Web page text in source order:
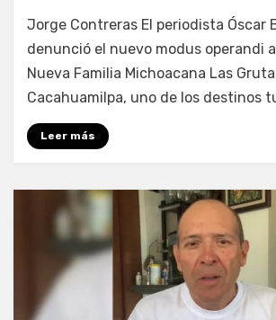
Fernando Miranda Servín
Jorge Contreras El periodista Óscar
denunció el nuevo modus operandi
Nueva Familia Michoacana Las
Cacahuamilpa, uno de los destinos
Leer más